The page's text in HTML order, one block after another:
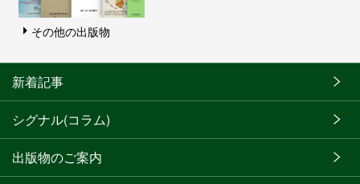
その他の出版物
新着記事
シグナル(コラム)
出版物のご案内